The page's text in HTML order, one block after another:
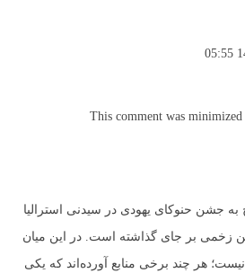
This comment was
جشن حنوکای یهودی در سیدنی استرالیا
و چندین زخمی بر جای گذاشته است. در این میان
هر چند برخی منابع آورده‌اند که یکی